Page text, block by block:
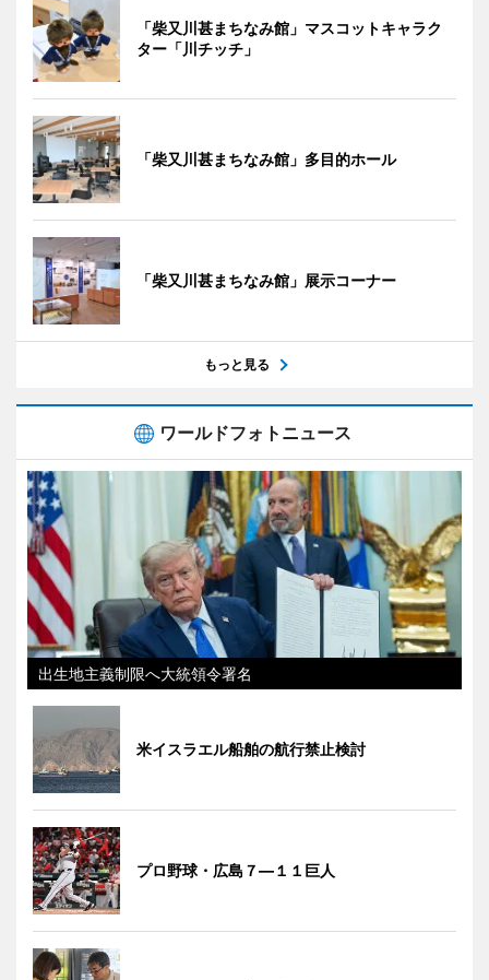
「柴又川甚まちなみ館」マスコットキャラク
ター「川チッチ」
「柴又川甚まちなみ館」多目的ホール
「柴又川甚まちなみ館」展示コーナー
もっと見る
ワールドフォトニュース
出生地主義制限へ大統領令署名
米イスラエル船舶の航行禁止検討
プロ野球・広島７―１１巨人